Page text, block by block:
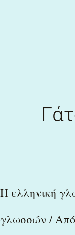
Η ελληνική
γλωσσών /
Η
γλώσσα